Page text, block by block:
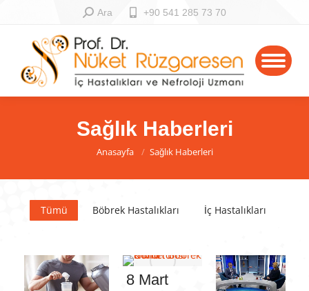
Ara +90 541 285 73 70
Sağlık Haberleri
You are here:
Anasayfa Sağlık Haberleri
Tümü Böbrek Hastalıkları İç Hastalıkları
8 Mart